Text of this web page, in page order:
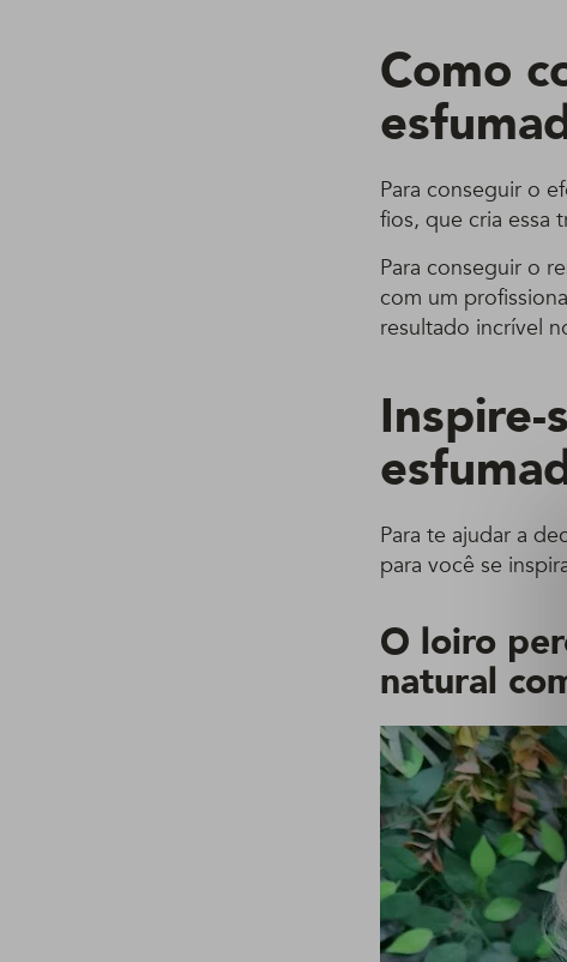
Como
Para conseguir o
fios, que cria essa
Para conseguir o
com um
resultado incrível
Inspire-
Para te ajudar a
para você se
O loiro
natural